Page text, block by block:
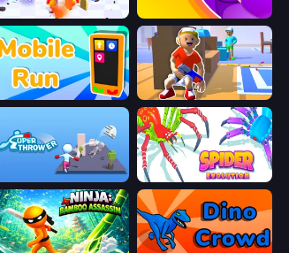
Elemental Gloves - Magic Power Monsters Tactics
Mobile Run Blaster Pranks
Super Thrower Spider Evolution: Runner Game